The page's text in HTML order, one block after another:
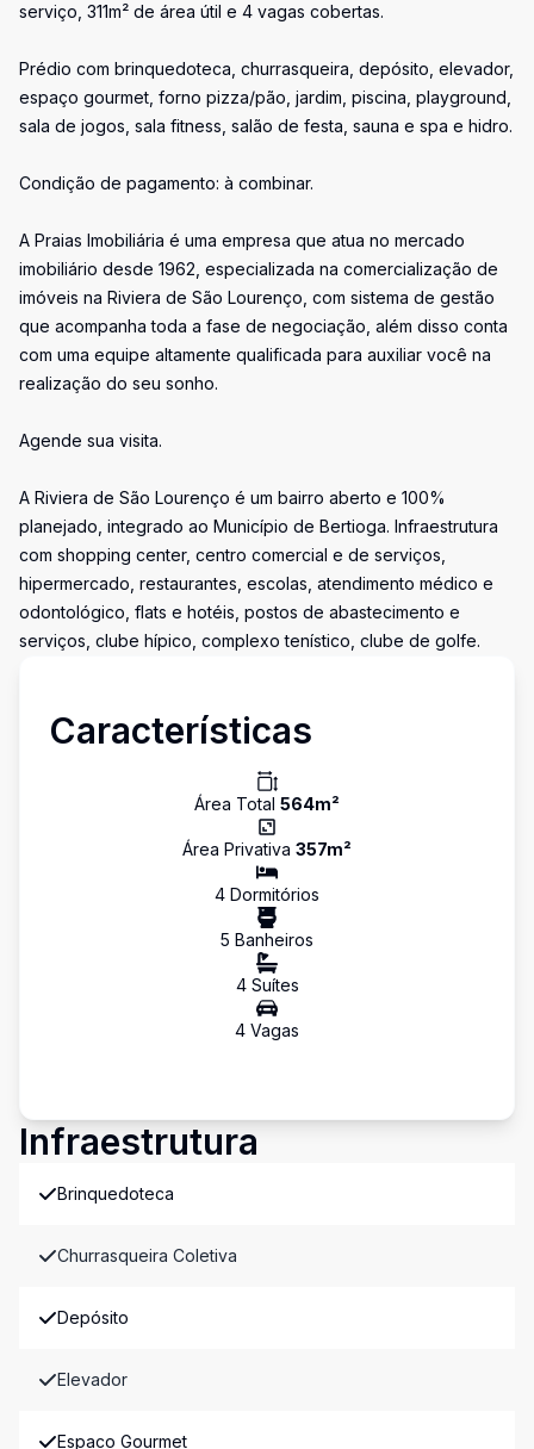
serviço, 311m² de área útil e 4 vagas cobertas.
Prédio com brinquedoteca, churrasqueira, depósito, elevador,
espaço gourmet, forno pizza/pão, jardim, piscina, playground,
sala de jogos, sala fitness, salão de festa, sauna e spa e hidro.
Condição de pagamento: à combinar.
A Praias Imobiliária é uma empresa que atua no mercado
imobiliário desde 1962, especializada na comercialização de
imóveis na Riviera de São Lourenço, com sistema de gestão
que acompanha toda a fase de negociação, além disso conta
com uma equipe altamente qualificada para auxiliar você na
realização do seu sonho.
Agende sua visita.
A Riviera de São Lourenço é um bairro aberto e 100%
planejado, integrado ao Município de Bertioga. Infraestrutura
com shopping center, centro comercial e de serviços,
hipermercado, restaurantes, escolas, atendimento médico e
odontológico, flats e hotéis, postos de abastecimento e
serviços, clube hípico, complexo tenístico, clube de golfe.
Características
Área Total 564m²
Área Privativa 357m²
4 Dormitórios
5 Banheiros
4Suítes
4 Vagas
Infraestrutura
Brinquedoteca
Churrasqueira Coletiva
Depósito
Elevador
Espaco Gourmet